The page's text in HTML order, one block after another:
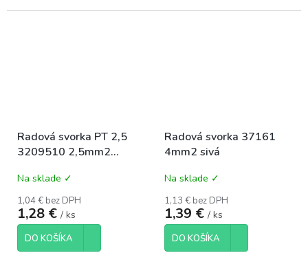
Radová svorka PT 2,5
3209510 2,5mm2
Na sklade ✓
1,04 € bez DPH
1,28 € / ks
DO KOŠÍKA
Radová svorka 37161
4mm2 sivá
Na sklade ✓
1,13 € bez DPH
1,39 € / ks
DO KOŠÍKA